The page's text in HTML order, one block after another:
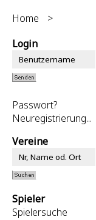
Home
>
Login
Passwort?
Neuregistrierung...
Vereine
Spieler
Spielersuche